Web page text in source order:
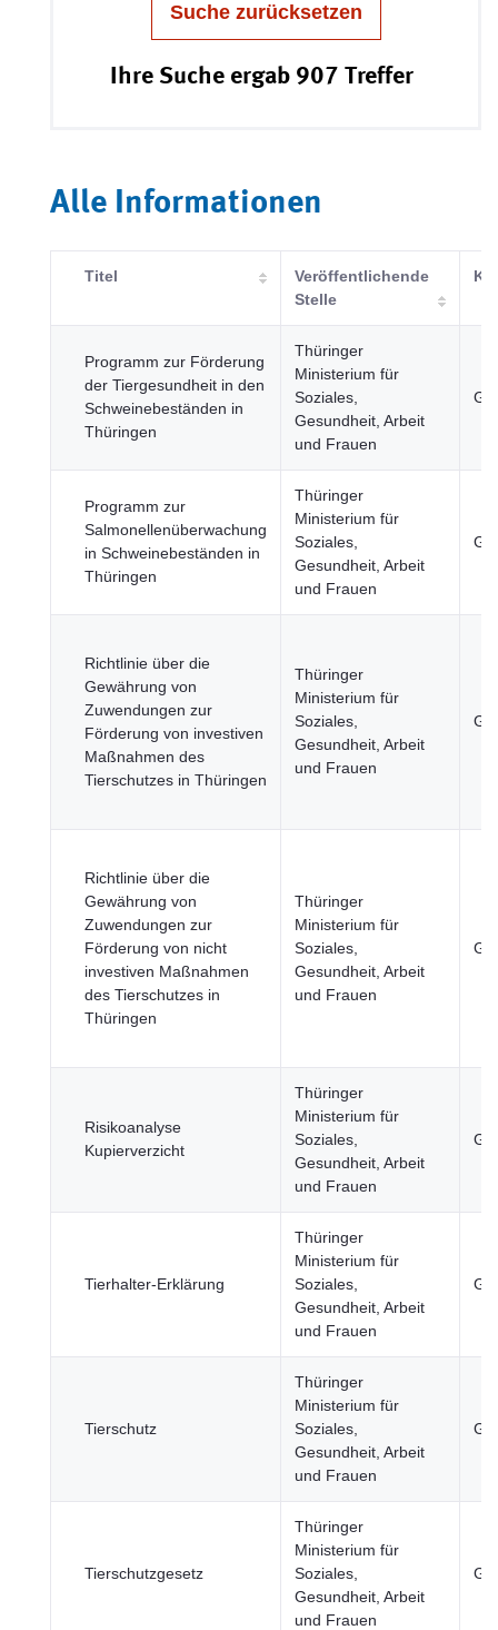
Suche zurücksetzen
Ihre Suche ergab 907 Treffer
Alle Informationen
Titel
Veröffentlichende
Stelle
Programm zur Förderung
der Tiergesundheit in den
Schweinebeständen in
Thüringen
Thüringer
Ministerium für
Soziales,
Gesundheit, Arbeit
und Frauen
Programm zur
Salmonellenüberwachung
in Schweinebeständen in
Thüringen
Thüringer
Ministerium für
Soziales,
Gesundheit, Arbeit
und Frauen
Richtlinie über die
Gewährung von
Zuwendungen zur
Förderung von investiven
Maßnahmen des
Tierschutzes in Thüringen
Thüringer
Ministerium für
Soziales,
Gesundheit, Arbeit
und Frauen
Richtlinie über die
Gewährung von
Zuwendungen zur
Förderung von nicht
investiven Maßnahmen
des Tierschutzes in
Thüringen
Thüringer
Ministerium für
Soziales,
Gesundheit, Arbeit
und Frauen
Risikoanalyse
Kupierverzicht
Thüringer
Ministerium für
Soziales,
Gesundheit, Arbeit
und Frauen
Tierhalter-Erklärung
Thüringer
Ministerium für
Soziales,
Gesundheit, Arbeit
und Frauen
Tierschutz
Thüringer
Ministerium für
Soziales,
Gesundheit, Arbeit
und Frauen
Tierschutzgesetz
Thüringer
Ministerium für
Soziales,
Gesundheit, Arbeit
und Frauen